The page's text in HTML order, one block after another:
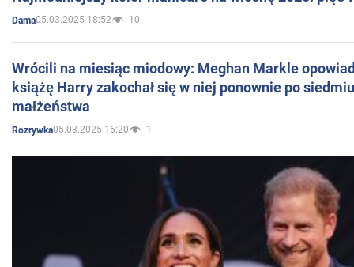
Dama05.03.2025 18:52 10
Wrócili na miesiąc miodowy: Meghan Markle
książę Harry zakochał się w niej ponownie po
małżeństwa
Rozrywka05.03.2025 16:20 1